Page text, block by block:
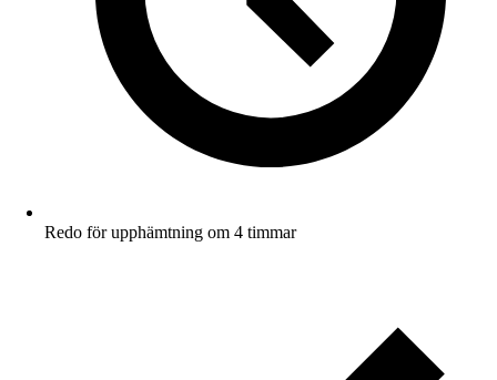
Redo för upphämtning om 4 timmar